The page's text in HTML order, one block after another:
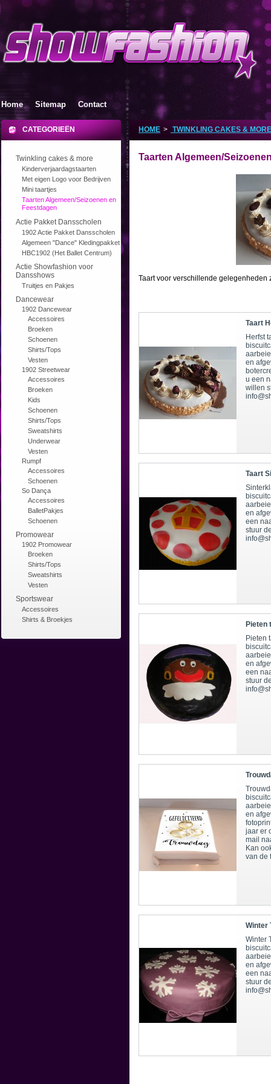
Home Sitemap Contact
CATEGORIEËN
Twinkling cakes & more
Kinderverjaardagstaarten
Met eigen Logo voor Bedrijven
Mini taartjes
Taarten Algemeen/Seizoenen en
Feestdagen
Actie Pakket Dansscholen
1902 Actie Pakket Dansscholen
Algemeen "Dance" Kledingpakket
HBC1902 (Het Ballet Centrum)
Actie Showfashion voor
Dansshows
Truitjes en Pakjes
Dancewear
1902 Dancewear
Accessoires
Broeken
Schoenen
Shirts/Tops
Vesten
1902 Streetwear
Accessoires
Broeken
Kids
Schoenen
Shirts/Tops
Sweatshirts
Underwear
Vesten
Rumpf
Accessoires
Schoenen
So Dança
Accessoires
BalletPakjes
Schoenen
Promowear
1902 Promowear
Broeken
Shirts/Tops
Sweatshirts
Vesten
Sportswear
Accessoires
Shirts & Broekjes
HOME > TWINKLING CAKES & MORE
Taarten Algemeen/
Taart voor verschillende
Taart
Herfst
en
u een
willen
Taart
en
een
stuur
Pieten
Pieten
en
een
stuur
en
jaar er
mail
Kan
van de
Winter
Winter
en
een
stuur